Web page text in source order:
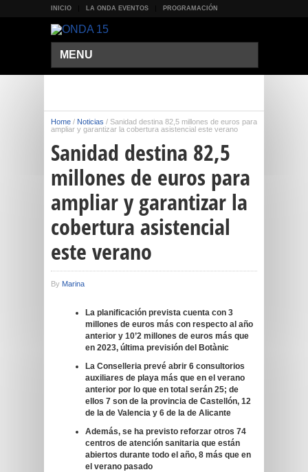
INICIO LA ONDA EVENTOS PROGRAMACIÓN
MENU
Home / Noticias / Sanidad destina 82,5 millones de euros para
ampliar y garantizar la cobertura asistencial este verano
Sanidad destina 82,5
millones de euros para
ampliar y garantizar la
cobertura asistencial
este verano
By Marina
La planificación prevista cuenta con 3
millones de euros más con respecto al año
anterior y 10’2 millones de euros más que
en 2023, última previsión del Botànic
La Conselleria prevé abrir 6 consultorios
auxiliares de playa más que en el verano
anterior por lo que en total serán 25; de
ellos 7 son de la provincia de Castellón, 12
de la de Valencia y 6 de la de Alicante
Además, se ha previsto reforzar otros 74
centros de atención sanitaria que están
abiertos durante todo el año, 8 más que en
el verano pasado